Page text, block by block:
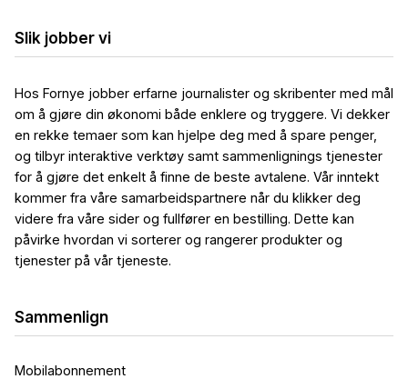
Slik jobber vi
Hos Fornye jobber erfarne journalister og skribenter med mål
om å gjøre din økonomi både enklere og tryggere. Vi dekker
en rekke temaer som kan hjelpe deg med å spare penger,
og tilbyr interaktive verktøy samt sammenlignings tjenester
for å gjøre det enkelt å finne de beste avtalene. Vår inntekt
kommer fra våre samarbeidspartnere når du klikker deg
videre fra våre sider og fullfører en bestilling. Dette kan
påvirke hvordan vi sorterer og rangerer produkter og
tjenester på vår tjeneste.
Sammenlign
Mobilabonnement